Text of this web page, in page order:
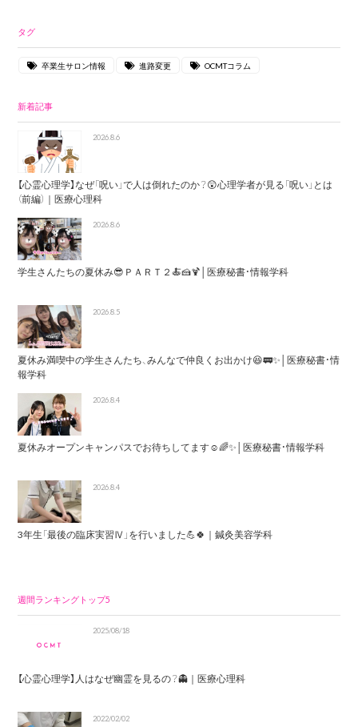
タグ
卒業生サロン情報 進路変更 OCMTコラム
新着記事
2026.8.6
【心霊心理学】なぜ「呪い」で人は倒れたのか？😲心理学者が見る「呪い」とは
（前編）｜医療心理科
2026.8.6
学生さんたちの夏休み😎ＰＡＲＴ２🍝🍰🍹│医療秘書・情報学科
2026.8.5
夏休み満喫中の学生さんたち、みんなで仲良くお出かけ😆🚃✨│医療秘書・情
報学科
2026.8.4
夏休みオープンキャンパスでお待ちしてます☺️🌈✨│医療秘書・情報学科
2026.8.4
3年生「最後の臨床実習Ⅳ」を行いました💪🍀｜鍼灸美容学科
週間ランキングトップ5
2025/08/18
【心霊心理学】人はなぜ幽霊を見るの？👻｜医療心理科
2022/02/02